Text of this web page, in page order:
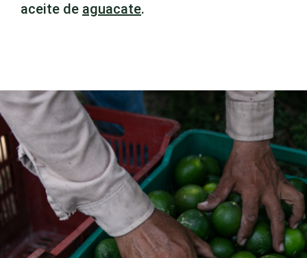
aceite de aguacate.